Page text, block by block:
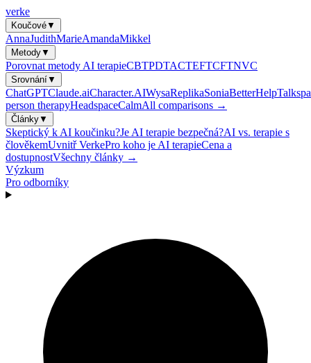
verke
Koučové▼
AnnaJudithMarieAmandaMikkel
Metody▼
Porovnat metody AI terapieCBTPDTACTEFTCFTNVC
Srovnání▼
ChatGPTClaude.aiCharacter.AIWysaReplikaSoniaBetterHelp
person therapyHeadspaceCalmAll comparisons →
Články▼
Skeptický k AI koučinku?Je AI terapie bezpečná?AI vs. terapie s
člověkemUvnitř VerkePro koho je AI terapieCena a
dostupnostVšechny články →
Výzkum
Pro odborníky